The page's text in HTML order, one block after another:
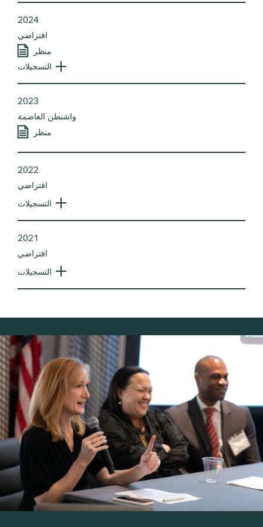
2024
افتراضي
منظر
التسجيلات
2023
واشنطن العاصمة
منظر
2022
افتراضي
التسجيلات
2021
افتراضي
التسجيلات